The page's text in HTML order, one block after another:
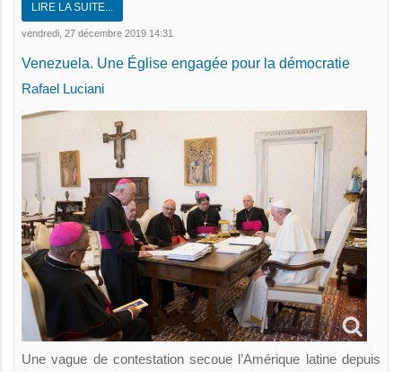
LIRE LA SUITE...
vendredi, 27 décembre 2019 14:31
Venezuela. Une Église engagée pour la démocratie
Rafael Luciani
Une vague de contestation secoue l’Amérique latine depuis